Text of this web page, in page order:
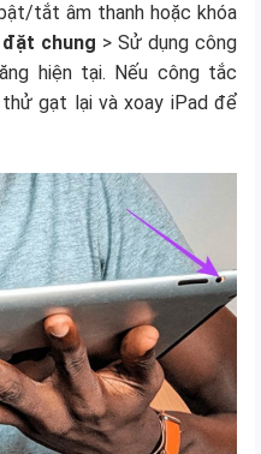
tắt âm thanh hoặc khóa
đặt chung > Sử dụng công
hiện tại. Nếu công tắc
gạt lại và xoay iPad để